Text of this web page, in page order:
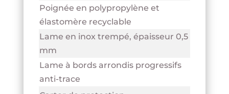
Poignée en polypropylène et
élastomère recyclable
Lame en inox trempé, épaisseur 0,5
mm
Lame à bords arrondis progressifs
anti-trace